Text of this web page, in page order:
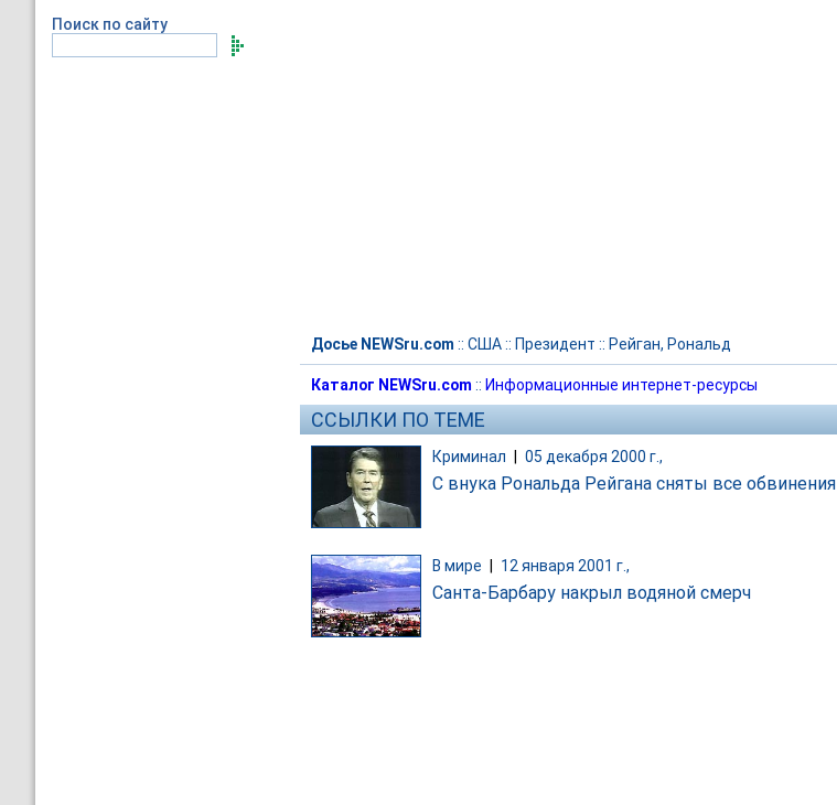
Поиск по сайту
Досье NEWSru.com :: США:: Президент :: Рейган, Рональд
Каталог NEWSru.com :: Информационные интернет-ресурсы
ССЫЛКИ ПО ТЕМЕ
Криминал 05 декабря 2000 г.,
С внука Рональда Рейгана сняты все обвинения
В мире 12 января 2001 г.,
Санта-Барбару накрыл водяной смерч